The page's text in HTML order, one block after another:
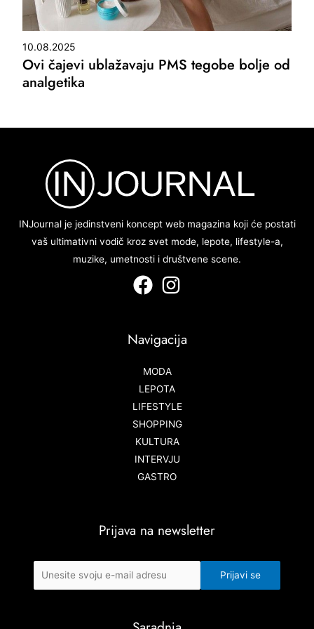
10.08.2025
Ovi čajevi ublažavaju PMS tegobe bolje od
analgetika
INJournal je jedinstveni koncept web magazina koji će postati
vaš ultimativni vodič kroz svet mode, lepote, lifestyle-a,
muzike, umetnosti i društvene scene.
Navigacija
MODA
LEPOTA
LIFESTYLE
SHOPPING
KULTURA
INTERVJU
GASTRO
Prijava na newsletter